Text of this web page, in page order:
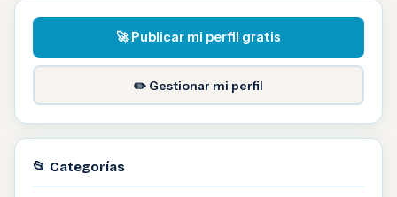
🚀 Publicar mi perfil gratis
✏️ Gestionar mi perfil
📂 Categorías